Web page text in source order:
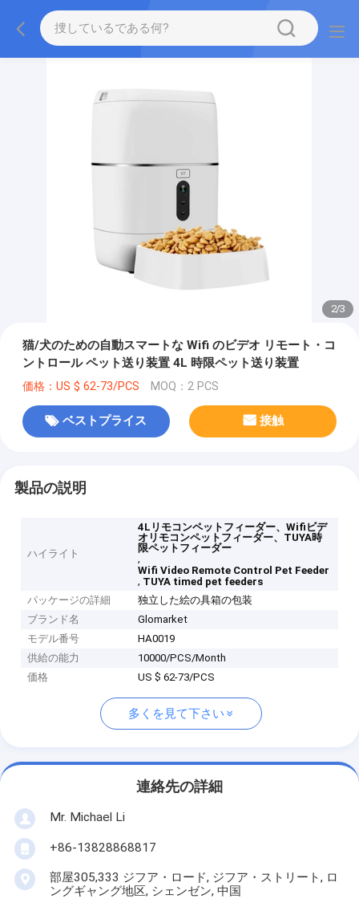
2/3
猫/犬のための自動スマートな Wifi のビデオ リモート・コ
ントロール ペット送り装置 4L 時限ペット送り装置
価格：US $ 62-73/PCS MOQ：2 PCS
ベストプライス 接触
製品の説明
ハイライト
4Lリモコンペットフィーダー、Wifiビデ
オリモコンペットフィーダー、TUYA時
限ペットフィーダー
,
Wifi Video Remote Control Pet Feeder
, TUYA timed pet feeders
パッケージの詳細
独立した絵の具箱の包装
ブランド名
Glomarket
モデル番号
HA0019
供給の能力
10000/PCS/Month
価格
US $ 62-73/PCS
多くを見て下さい
連絡先の詳細
Mr. Michael Li
+86-13828868817
部屋305,333 ジフア・ロード, ジフア・ストリート, ロ
ングギャング地区, シェンゼン, 中国